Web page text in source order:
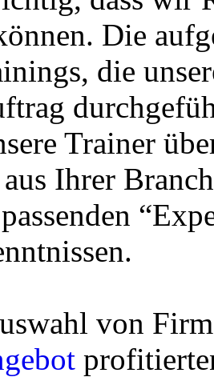
Die
die
Trainer
Ihrer
von